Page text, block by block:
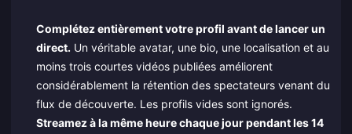
Complétez entièrement votre profil avant de lancer un
direct. Un véritable avatar, une bio, une localisation et au
moins trois courtes vidéos publiées améliorent
considérablement la rétention des spectateurs venant du
flux de découverte. Les profils vides sont ignorés.
Streamez à la même heure chaque jour pendant les 14